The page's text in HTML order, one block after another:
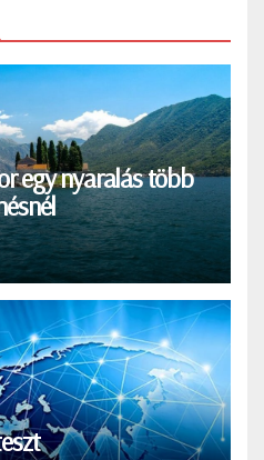
egy nyaralás több